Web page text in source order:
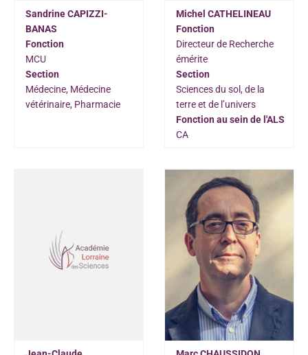
Sandrine CAPIZZI-
BANAS
Fonction
MCU
Section
Médecine, Médecine
vétérinaire, Pharmacie
Michel CATHELINEAU
Fonction
Directeur de Recherche
émérite
Section
Sciences du sol, de la
terre et de l’univers
Fonction au sein de l'ALS
CA